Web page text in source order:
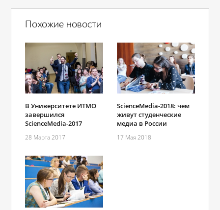
Похожие новости
В Университете ИТМО
завершился
ScienceMedia-2017
28 Марта 2017
ScienceMedia-2018: чем
живут студенческие
медиа в России
17 Мая 2018